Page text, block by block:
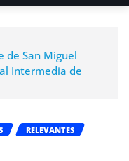
de San Miguel
Intermedia de
RELEVANTES